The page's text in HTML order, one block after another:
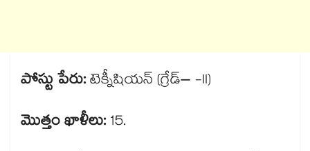
పోస్టు పేరు:టెక్నీషియన్ (గ్రేడ్– -II)
మొత్తం ఖాళీలు:15.